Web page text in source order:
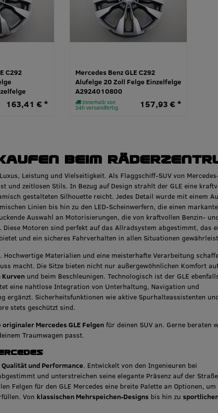
C292
163,41 € *
Mercedes Benz GLE C292
Alufelge 20 Zoll Felge Einzelfelge
A2924010800
Innerhalb von
24h versandfertig. 157,93 € *
beim
Leistung und Vielseitigkeit. Als Flaggschiff-SUV von
und zeitlosen Stils. In Bezug auf Design strahlt der GLE eine
gestalteten Silhouette reicht. Jedes Detail wurde mit einem
Linien bis hin zu den LED-Scheinwerfern, die einen
Auswahl an Motorisierungen, die von kraftvollen Benzin-
Motoren sind perfekt auf das Allradsystem abgestimmt, das
bietet und ein sicheres Fahrverhalten in allen Situationen
. Hochwertige Materialien und eine meisterhafte Verarbeitung
macht. Die Sitze bieten nicht nur außergewöhnlichen Komfort auf
und beim Beschleunigen. Technologisch ist der GLE
eine nahtlose Integration von Unterhaltung, Navigation und
ergänzt. Sicherheitsfunktionen wie aktive Spurhalteassistenten
stets geschützt sind.
Mercedes GLE Felgen für deinen SUV an. Gerne beraten
Traumwagen passt.
und Performance. Entwickelt von den Ingenieuren bei
und unterstreichen seine elegante Präsenz auf der
Felgen für den GLE Mercedes eine breite Palette an Optionen, um
Von klassischen Mehrspeichen-Designs bis hin zu